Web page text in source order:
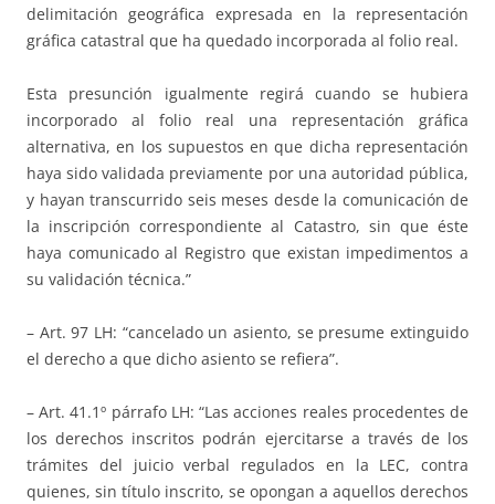
delimitación geográfica expresada en la representación
gráfica catastral que ha quedado incorporada al folio real.
Esta presunción igualmente regirá cuando se hubiera
incorporado al folio real una representación gráfica
alternativa, en los supuestos en que dicha representación
haya sido validada previamente por una autoridad pública,
y hayan transcurrido seis meses desde la comunicación de
la inscripción correspondiente al Catastro, sin que éste
haya comunicado al Registro que existan impedimentos a
su validación técnica.”
– Art. 97 LH: “cancelado un asiento, se presume extinguido
el derecho a que dicho asiento se refiera”.
– Art. 41.1º párrafo LH: “Las acciones reales procedentes de
los derechos inscritos podrán ejercitarse a través de los
trámites del juicio verbal regulados en la LEC, contra
quienes, sin título inscrito, se opongan a aquellos derechos